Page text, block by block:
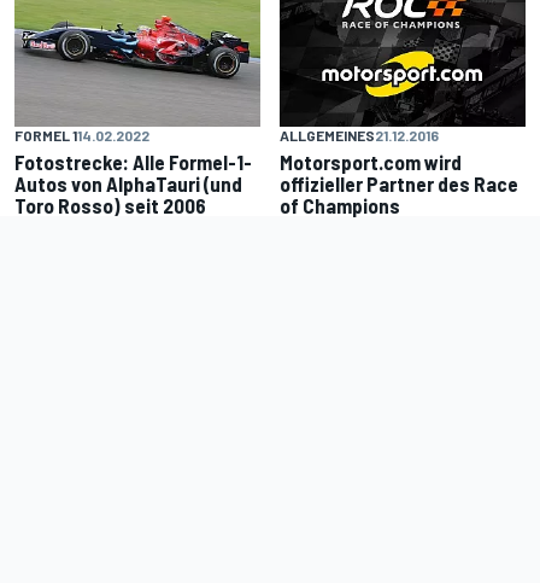
FORMEL 114.02.2022
Fotostrecke: Alle Formel-1-
Autos von AlphaTauri (und
Toro Rosso) seit 2006
ALLGEMEINES21.12.2016
Motorsport.com wird
offizieller Partner des Race
of Champions